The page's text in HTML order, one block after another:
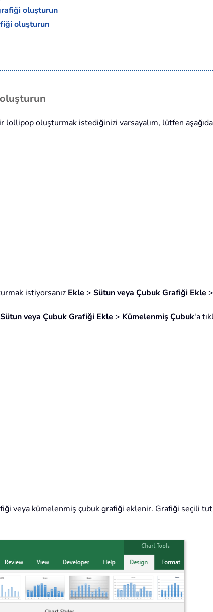
oluşturun
oluşturun
oluşturmak istediğinizi varsayalım, lütfen
istiyorsanız Ekle > Sütun veya Çubuk Grafiği Ekle >
Sütun veya Çubuk Grafiği Ekle > Kümelenmiş Çubuk'a
veya kümelenmiş çubuk grafiği eklenir. Grafiği seçili